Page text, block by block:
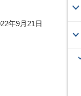
年9月21日